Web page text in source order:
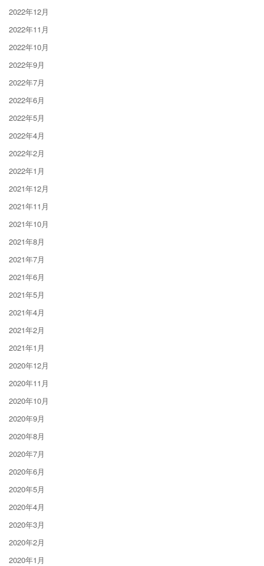
2022年12月
2022年11月
2022年10月
2022年9月
2022年7月
2022年6月
2022年5月
2022年4月
2022年2月
2022年1月
2021年12月
2021年11月
2021年10月
2021年8月
2021年7月
2021年6月
2021年5月
2021年4月
2021年2月
2021年1月
2020年12月
2020年11月
2020年10月
2020年9月
2020年8月
2020年7月
2020年6月
2020年5月
2020年4月
2020年3月
2020年2月
2020年1月